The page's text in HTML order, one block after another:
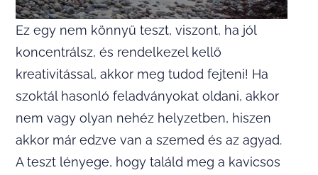
Ez egy nem könnyű teszt, viszont, ha jól
koncentrálsz, és rendelkezel kellő
kreativitással, akkor meg tudod fejteni! Ha
szoktál hasonló feladványokat oldani, akkor
nem vagy olyan nehéz helyzetben, hiszen
akkor már edzve van a szemed és az agyad.
A teszt lényege, hogy találd meg a kavicsos